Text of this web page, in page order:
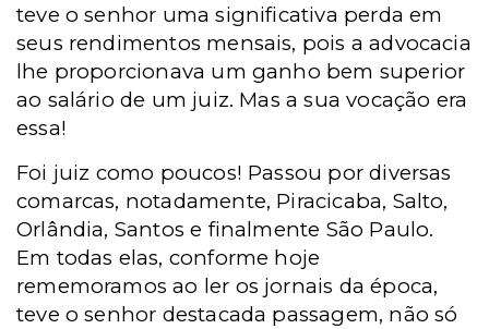
teve o senhor uma significativa perda em
seus rendimentos mensais, pois a advocacia
lhe proporcionava um ganho bem superior
ao salário de um juiz. Mas a sua vocação era
essa!
Foi juiz como poucos! Passou por diversas
comarcas, notadamente, Piracicaba, Salto,
Orlândia, Santos e finalmente São Paulo.
Em todas elas, conforme hoje
rememoramos ao ler os jornais da época,
teve o senhor destacada passagem, não só